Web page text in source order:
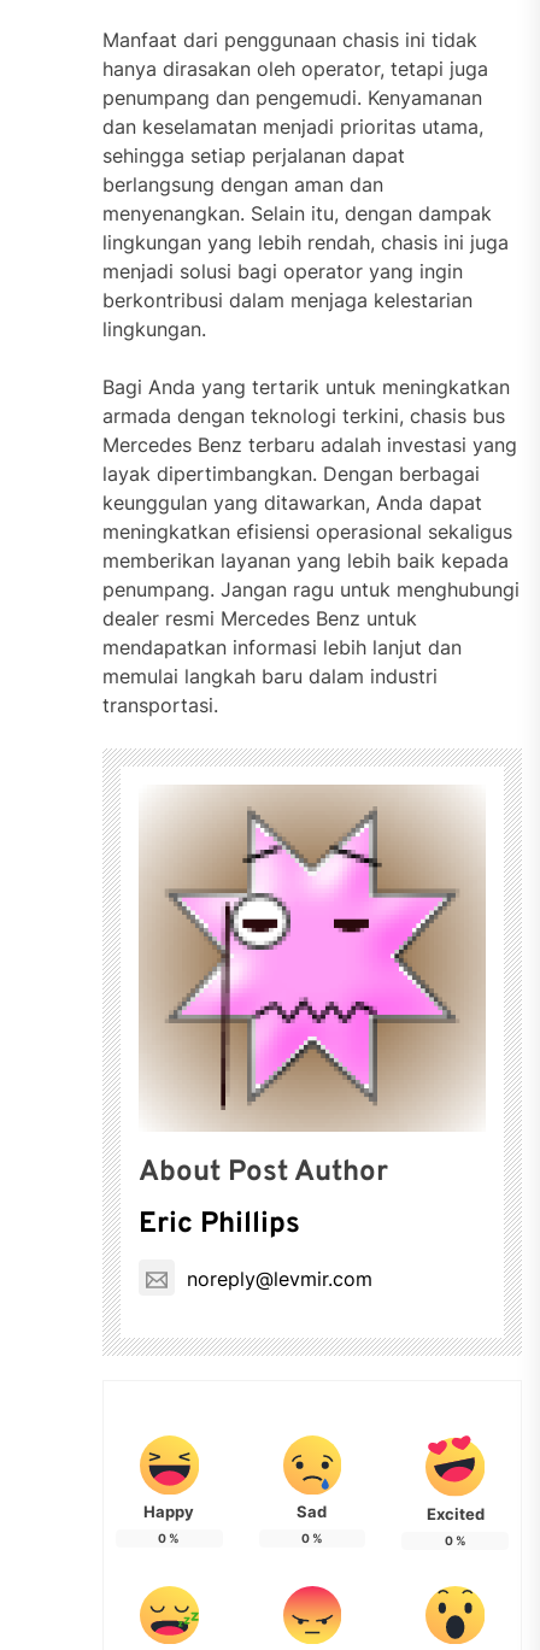
Manfaat dari penggunaan chasis ini tidak
hanya dirasakan oleh operator, tetapi juga
penumpang dan pengemudi. Kenyamanan
dan keselamatan menjadi prioritas utama,
sehingga setiap perjalanan dapat
berlangsung dengan aman dan
menyenangkan. Selain itu, dengan dampak
lingkungan yang lebih rendah, chasis ini juga
menjadi solusi bagi operator yang ingin
berkontribusi dalam menjaga kelestarian
lingkungan.
Bagi Anda yang tertarik untuk meningkatkan
armada dengan teknologi terkini, chasis bus
Mercedes Benz terbaru adalah investasi yang
layak dipertimbangkan. Dengan berbagai
keunggulan yang ditawarkan, Anda dapat
meningkatkan efisiensi operasional sekaligus
memberikan layanan yang lebih baik kepada
penumpang. Jangan ragu untuk menghubungi
dealer resmi Mercedes Benz untuk
mendapatkan informasi lebih lanjut dan
memulai langkah baru dalam industri
transportasi.
About Post Author
Eric Phillips
noreply@levmir.com
Happy
0%
Sad
0%
Excited
0%